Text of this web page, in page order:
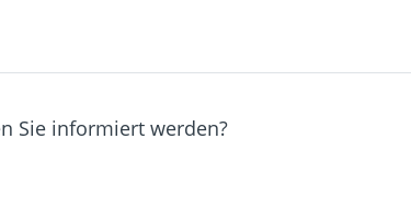
Sie informiert werden?